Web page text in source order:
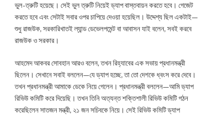
ভুল-ত্রুটি হয়েছে। সেই ভুল ত্রুটি নিয়েই ড্যাপ বাস্তবায়ন করতে হবে। গেজেট
করতে হবে এবং সেটাই সবার ওপর চাপিয়ে দেওয়া হয়েছিল। উদ্দেশ্য ছিল একটাই—
শুধু রাজউক, সরকারিখাতই ল্যান্ড ডেভেলপমেন্ট বা আবাসন যাই বলেন, সবই করবে
রাজউক ও সরকার।
আহমেদ আকবর সোবহান আরও বলেন, তখন রিহ্যাবের এক সভায় প্রধানমন্ত্রী
ছিলেন। সেখানে সবাই বললেন—যে ড্যাপ হচ্ছে, তা তো দেশকে ধ্বংস করে দেবে।
তখন প্রধানমন্ত্রী আমাকে ডেকে নিয়ে গেলেন। প্রধানমন্ত্রী বললেন—আমি ড্যাপ
রিভিউ কমিটি করে দিয়েছি। তখন তিনি অত্যন্ত শক্তিশালী রিভিউ কমিটি গঠন
করেছিলেন সাতজন মন্ত্রী, ২১ জন সচিবকে নিয়ে। সেই রিভিউ কমিটি ড্যাপ